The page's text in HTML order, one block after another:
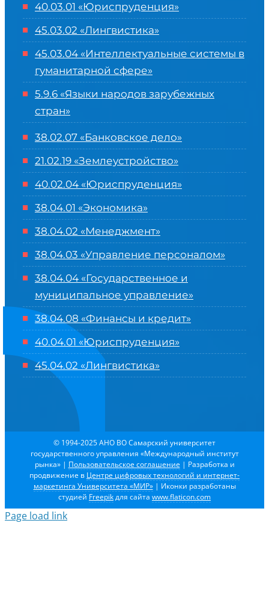
40.03.01 «Юриспруденция»
45.03.02 «Лингвистика»
45.03.04 «Интеллектуальные системы в
гуманитарной сфере»
5.9.6 «Языки народов зарубежных
стран»
38.02.07 «Банковское дело»
21.02.19 «Землеустройство»
40.02.04 «Юриспруденция»
38.04.01 «Экономика»
38.04.02 «Менеджмент»
38.04.03 «Управление персоналом»
38.04.04 «Государственное и
муниципальное управление»
38.04.08 «Финансы и кредит»
40.04.01 «Юриспруденция»
45.04.02 «Лингвистика»
© 1994-2025 АНО ВО Самарский университет
государственного управления «Международный институт
рынка» | Пользовательское соглашение | Разработка и
продвижение в Центре цифровых технологий и интернет-
маркетинга Университета «МИР»| Иконки разработаны
студией Freepikдля сайта www.flaticon.com
Page load link